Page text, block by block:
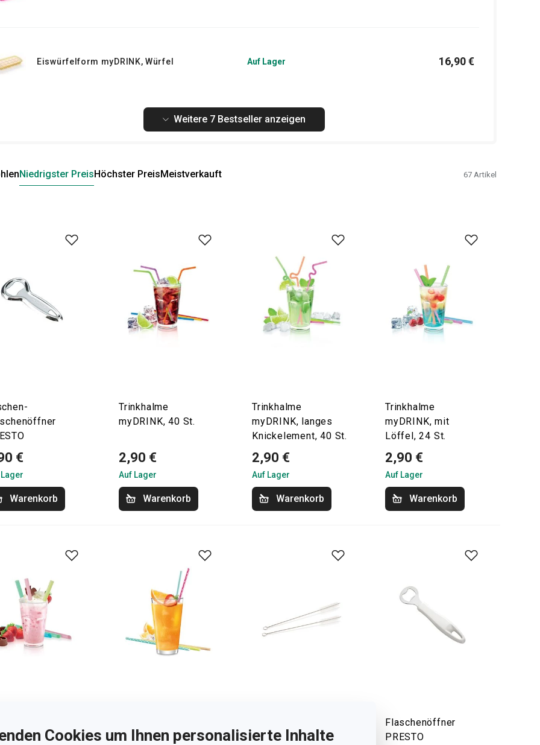
Cookies um Ihnen personalisierte Inhalte
Eiswürfelform myDRINK, Würfel Auf Lager 16,90 €
Weitere 7 Bestseller anzeigen
Niedrigster PreisHöchster PreisMeistverkauft 67 Artikel
€
Warenkorb
Trinkhalme
myDRINK, 40 St.
2,90 €
Auf Lager
Warenkorb
Trinkhalme
myDRINK, langes
Knickelement, 40 St.
2,90 €
Auf Lager
Warenkorb
Trinkhalme
myDRINK, mit
Löffel, 24 St.
2,90 €
Auf Lager
Warenkorb
für
myDRINK, 24 St.
für Trinkhalme
Flaschenöffner
PRESTO